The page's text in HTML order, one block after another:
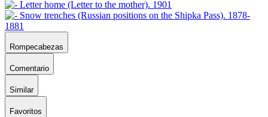
Rompecabezas
Comentario
Similar
Favoritos